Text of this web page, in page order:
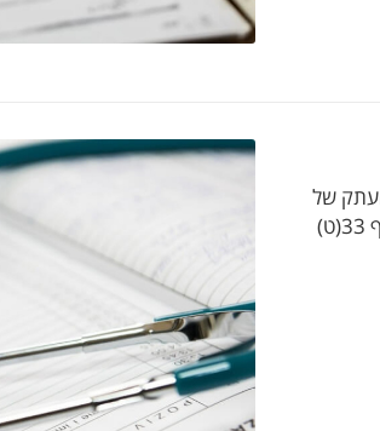
בקבלת העתק של
רשומתכם הרפואית לחצו כאן מלאו את הפרטים ואנו נטפל בנושאבתוקף סמכותי לפי סעיף 33(ט)